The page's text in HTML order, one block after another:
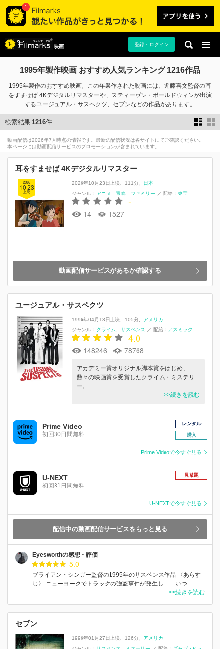
映画 登録・ログイン
1995年製作映画 おすすめ人気ランキング 1216作品
1995年製作のおすすめ映画。この年製作された映画には、近藤喜文監督の耳
をすませば 4Kデジタルリマスターや、スティーヴン・ボールドウィンが出演
するユージュアル・サスペクツ、セブンなどの作品があります。
検索結果 1216件
動画配信は2026年7月時点の情報です。最新の配信状況は各サイトにてご確認ください。
本ページには動画配信サービスのプロモーションが含まれています。
耳をすませば 4Kデジタルリマスター
2026
10.23
上映
2026年10月23日上映 111分
日本
ジャンル： アニメ 青春 ファミリー ／ 配給： 東宝
-
14 1527
動画配信サービスがあるか確認する
ユージュアル・サスペクツ
1996年04月13日上映 105分
アメリカ
ジャンル： クライム サスペンス ／ 配給： アスミック
4.0
148246 78768
アカデミー賞オリジナル脚本賞をはじめ、
数々の映画賞を受賞したクライム・ミステリ
ー。…
>>続きを読む
Prime Video
初回30日間無料
レンタル
購入
Prime Videoで今すぐ見る
U-NEXT
初回31日間無料
見放題
U-NEXTで今すぐ見る
配信中の動画配信サービスをもっと見る
Eyesworthの感想・評価
5.0
ブライアン・シンガー監督の1995年のサスペンス作品 〈あらす
じ〉 ニューヨークでトラックの強盗事件が発生し、「いつ…
>>続きを読む
セブン
1996年01月27日上映 126分
アメリカ